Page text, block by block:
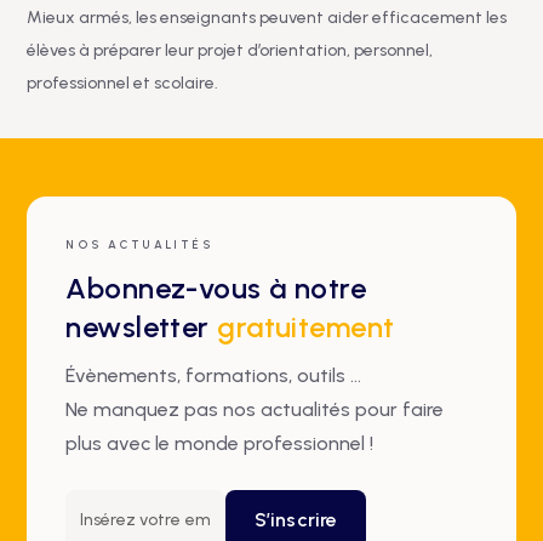
Mieux armés, les enseignants peuvent aider efficacement les
élèves à préparer leur projet d’orientation, personnel,
professionnel et scolaire.
NOS ACTUALITÉS
Abonnez-vous à notre
newsletter gratuitement
Évènements, formations, outils ...
Ne manquez pas nos actualités pour faire
plus avec le monde professionnel !